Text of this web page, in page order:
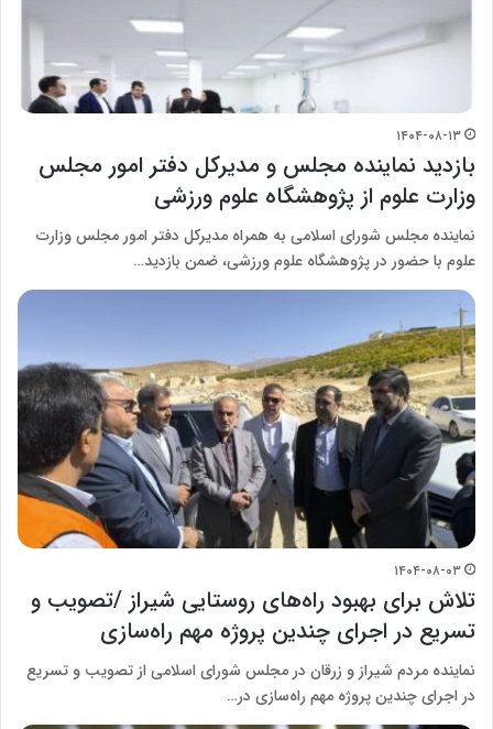
۱۴۰۴-۰۸-۱۳
بازدید نماینده مجلس و مدیرکل دفتر امور مجلس
وزارت علوم از پژوهشگاه علوم ورزشی
نماینده مجلس شورای اسلامی به همراه مدیرکل دفتر امور مجلس وزارت
علوم با حضور در پژوهشگاه علوم ورزشی، ضمن بازدید…
۱۴۰۴-۰۸-۰۳
تلاش برای بهبود راه‌های روستایی شیراز /تصویب و
تسریع در اجرای چندین پروژه مهم راه‌سازی
نماینده مردم شیراز و زرقان در مجلس شورای اسلامی از تصویب و تسریع
در اجرای چندین پروژه مهم راه‌سازی در…